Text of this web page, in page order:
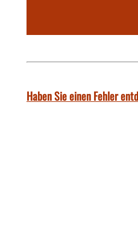
Haben Sie einen Fehler